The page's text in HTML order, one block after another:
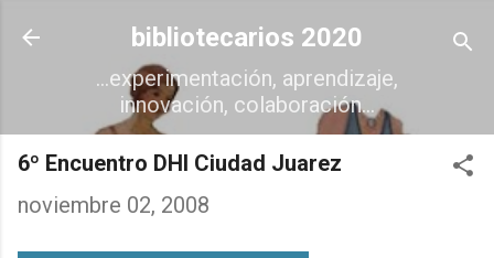
Ir al contenido principal
bibliotecarios 2020
...experimentación, aprendizaje,
innovación, colaboración...
6º Encuentro DHI Ciudad Juarez
noviembre 02, 2008